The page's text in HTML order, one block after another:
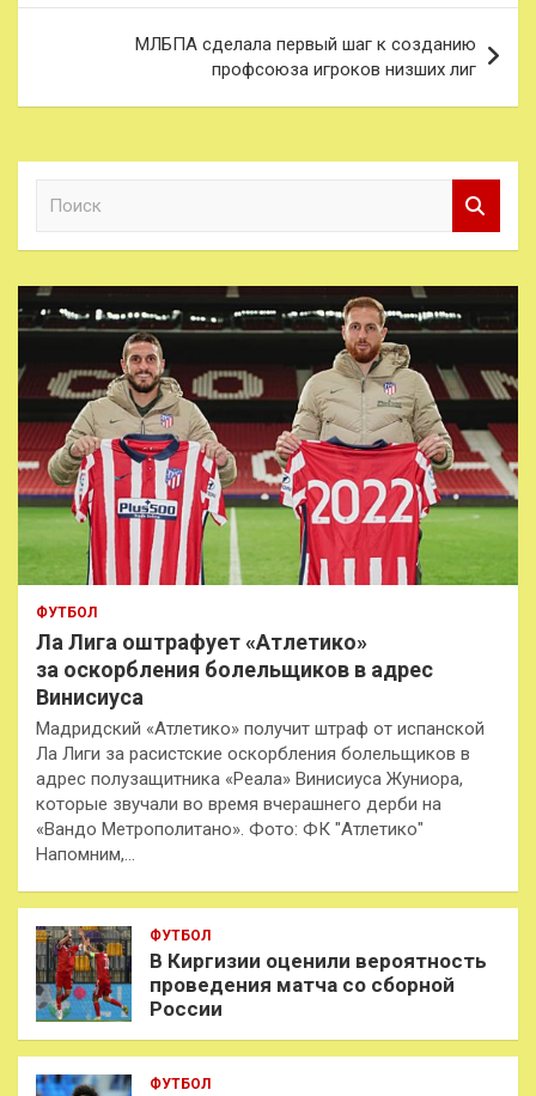
МЛБПА сделала первый шаг к созданию
профсоюза игроков низших лиг
к
ФУТБОЛ
Ла Лига оштрафует «Атлетико»
за оскорбления болельщиков в адрес
Винисиуса
Мадридский «Атлетико» получит штраф от испанской
Ла Лиги за расистские оскорбления болельщиков в
адрес полузащитника «Реала» Винисиуса Жуниора,
которые звучали во время вчерашнего дерби на
«Вандо Метрополитано». Фото: ФК "Атлетико"
Напомним,…
ФУТБОЛ
В Киргизии оценили вероятность
проведения матча со сборной
России
ФУТБОЛ